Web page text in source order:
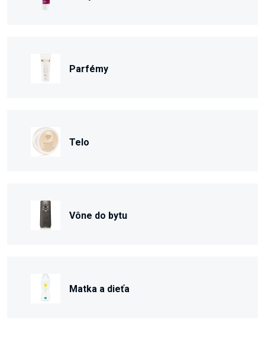
Parfémy
Telo
Vône do bytu
Matka a dieťa